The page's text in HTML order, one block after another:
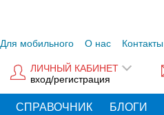
Для мобильного О нас Контакты
ЛИЧНЫЙ КАБИНЕТ
вход/регистрация
СПРАВОЧНИК БЛОГИ